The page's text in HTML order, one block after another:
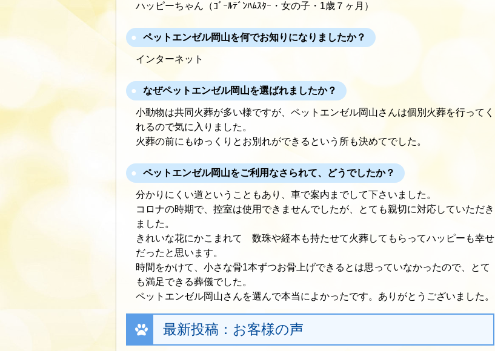
ハッピーちゃん（ｺﾞｰﾙﾃﾞﾝﾊﾑｽﾀｰ・女の子・1歳７ヶ月）
ペットエンゼル岡山を何でお知りになりましたか？
インターネット
なぜペットエンゼル岡山を選ばれましたか？
小動物は共同火葬が多い様ですが、ペットエンゼル岡山さんは個別火葬を行ってく
れるので気に入りました。
火葬の前にもゆっくりとお別れができるという所も決めてでした。
ペットエンゼル岡山をご利用なさられて、どうでしたか？
分かりにくい道ということもあり、車で案内までして下さいました。
コロナの時期で、控室は使用できませんでしたが、とても親切に対応していただき
ました。
きれいな花にかこまれて 数珠や経本も持たせて火葬してもらってハッピーも幸せ
だったと思います。
時間をかけて、小さな骨1本ずつお骨上げできるとは思っていなかったので、とて
も満足できる葬儀でした。
ペットエンゼル岡山さんを選んで本当によかったです。ありがとうございました。
最新投稿：お客様の声